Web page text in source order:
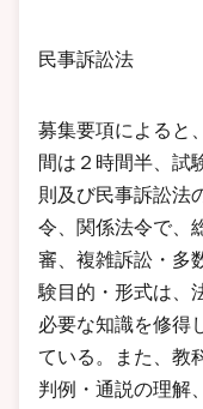
民事訴訟法
募集要項によると
間は２時間半、試
則及び民事訴訟法
令、関係法令で、
審、複雑訴訟・多
験目的・形式は、
必要な知識を修得
ている。また、教
判例・通説の理解